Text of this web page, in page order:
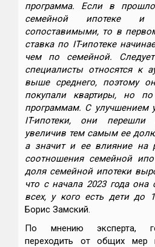
программа. Если в
семейной ипотеке и
сопоставимыми, то в
ставка по IT-ипотеке
чем по семейной.
специалисты относятся к
выше среднего, поэтому
покупали квартиры, но
программам. С улучшением
IT-ипотеки, они перешли
увеличив тем самым ее
а значит и ее влияние на
соотношения семейной
доля семейной ипотеки
что с начала 2023 года она
всех, у кого есть дети до
Борис Замский.
По мнению эксперта,
переходить от общих мер